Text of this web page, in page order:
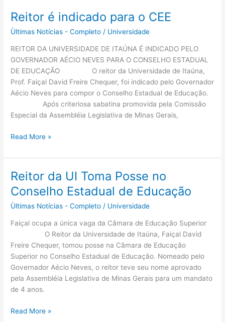
Reitor é indicado para o CEE
Ùltimas Notícias - Completo / Universidade
REITOR DA UNIVERSIDADE DE ITAÚNA É INDICADO PELO
GOVERNADOR AÉCIO NEVES PARA O CONSELHO ESTADUAL
DE EDUCAÇÃO O reitor da Universidade de Itaúna,
Prof. Faiçal David Freire Chequer, foi indicado pelo Governador
Aécio Neves para compor o Conselho Estadual de Educação.
Após criteriosa sabatina promovida pela Comissão
Especial da Assembléia Legislativa de Minas Gerais,
Reitor
é
indicado
para
o
CEE
Read More »
Reitor da UI Toma Posse no
Conselho Estadual de Educação
Ùltimas Notícias - Completo / Universidade
Faiçal ocupa a única vaga da Câmara de Educação Superior
O Reitor da Universidade de Itaúna, Faiçal David
Freire Chequer, tomou posse na Câmara de Educação
Superior no Conselho Estadual de Educação. Nomeado pelo
Governador Aécio Neves, o reitor teve seu nome aprovado
pela Assembléia Legislativa de Minas Gerais para um mandato
de 4 anos.
Reitor
da
UI
Toma
Read More »